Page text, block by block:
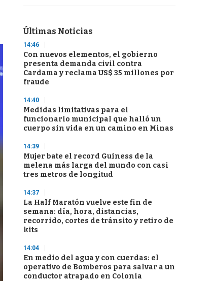
Últimas Noticias
14:46
Con nuevos elementos, el gobierno
presenta demanda civil contra
Cardama y reclama US$ 35 millones por
fraude
14:40
Medidas limitativas para el
funcionario municipal que halló un
cuerpo sin vida en un camino en Minas
14:39
Mujer bate el record Guiness de la
melena más larga del mundo con casi
tres metros de longitud
14:37
La Half Maratón vuelve este fin de
semana: día, hora, distancias,
recorrido, cortes de tránsito y retiro de
kits
14:04
En medio del agua y con cuerdas: el
operativo de Bomberos para salvar a un
conductor atrapado en Colonia